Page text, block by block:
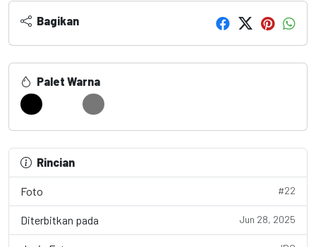
Bagikan
Palet Warna
Rincian
Foto #22
Diterbitkan pada Jun 28, 2025